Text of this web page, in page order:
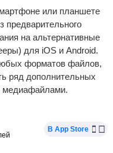
или планшете
на альтернативные
для iOS и Android.
форматов файлов,
ряд дополнительных
медиафайлами.
В App Store